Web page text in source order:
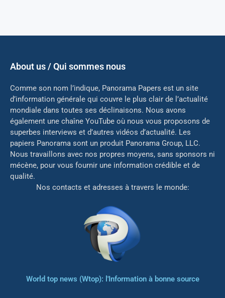
About us / Qui sommes nous
Comme son nom l’indique, Panorama Papers est un site
d’information générale qui couvre le plus clair de l’actualité
mondiale dans toutes ses déclinaisons. Nous avons
également une chaîne YouTube où nous vous proposons de
superbes interviews et d’autres vidéos d’actualité. Les
papiers Panorama sont un produit Panorama Group, LLC.
Nous travaillons avec nos propres moyens, sans sponsors ni
mécène, pour vous fournir une information crédible et de
qualité.
Nos contacts et adresses à travers le monde:
World top news (Wtop): l'Information à bonne source